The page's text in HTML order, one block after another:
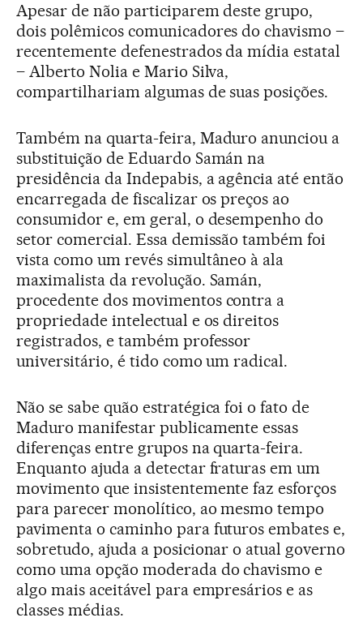
Apesar de não participarem deste grupo,
dois polêmicos comunicadores do chavismo –
recentemente defenestrados da mídia estatal
– Alberto Nolia e Mario Silva,
compartilhariam algumas de suas posições.
Também na quarta-feira, Maduro anunciou a
substituição de Eduardo Samán na
presidência da Indepabis, a agência até então
encarregada de fiscalizar os preços ao
consumidor e, em geral, o desempenho do
setor comercial. Essa demissão também foi
vista como um revés simultâneo à ala
maximalista da revolução. Samán,
procedente dos movimentos contra a
propriedade intelectual e os direitos
registrados, e também professor
universitário, é tido como um radical.
Não se sabe quão estratégica foi o fato de
Maduro manifestar publicamente essas
diferenças entre grupos na quarta-feira.
Enquanto ajuda a detectar fraturas em um
movimento que insistentemente faz esforços
para parecer monolítico, ao mesmo tempo
pavimenta o caminho para futuros embates e,
sobretudo, ajuda a posicionar o atual governo
como uma opção moderada do chavismo e
algo mais aceitável para empresários e as
classes médias.